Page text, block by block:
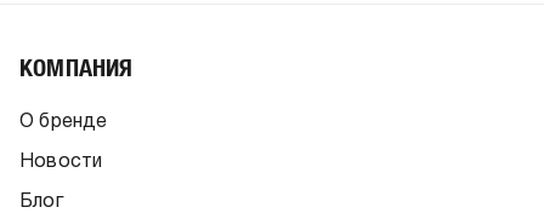
КОМПАНИЯ
О бренде
Новости
Блог